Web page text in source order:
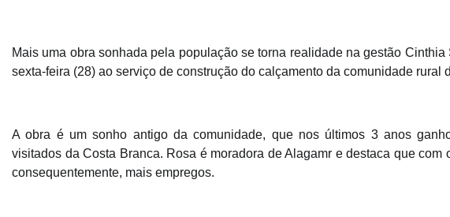
Mais uma obra sonhada pela população se torna realidade na gestão
sexta-feira (28) ao serviço de construção do calçamento da comunidade rural
A obra é um sonho antigo da comunidade, que nos últimos 3 anos
visitados da Costa Branca. Rosa é moradora de Alagamr e destaca que
consequentemente, mais empregos.